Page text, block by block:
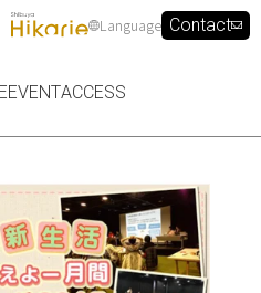
Language Contact
EVENTACCESS